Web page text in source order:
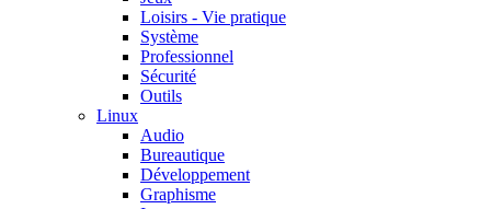
Loisirs - Vie pratique
Système
Professionnel
Sécurité
Outils
Linux
Audio
Bureautique
Développement
Graphisme